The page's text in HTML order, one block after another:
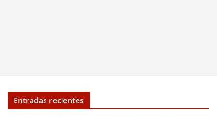
Entradas recientes